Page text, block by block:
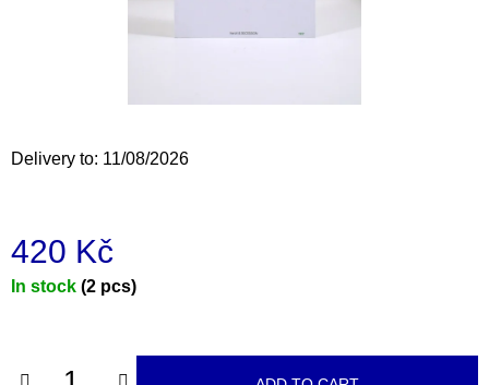
Delivery to: 11/08/2026
420 Kč
Measure
In stock (2 pcs)
r